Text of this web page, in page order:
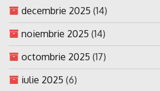
decembrie 2025 (14)
noiembrie 2025 (14)
octombrie 2025 (17)
iulie 2025 (6)